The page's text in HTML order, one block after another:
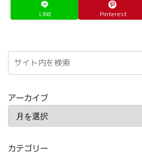
LINE Pinterest
アーカイブ
カテゴリー